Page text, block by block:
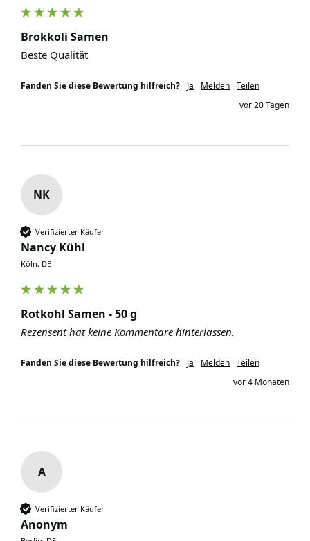
Brokkoli Samen
Beste Qualität
Fanden Sie diese Bewertung hilfreich? Ja Melden Teilen
vor 20 Tagen
NK
Verifizierter Käufer
Nancy Kühl
Köln, DE
Rotkohl Samen - 50 g
Rezensent hat keine Kommentare hinterlassen.
Fanden Sie diese Bewertung hilfreich? Ja Melden Teilen
vor 4 Monaten
A
Verifizierter Käufer
Anonym